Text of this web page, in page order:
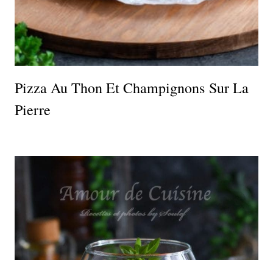
Pizza Au Thon Et Champignons Sur La
Pierre